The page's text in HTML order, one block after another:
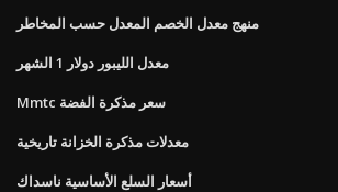
منهج معدل الخصم المعدل حسب المخاطر
معدل الليبور دولار 1 الشهر
Mmtc سعر مذكرة الفضة
معدلات مذكرة الخزانة تاريخية
أسعار السلع الأساسية ناسداك